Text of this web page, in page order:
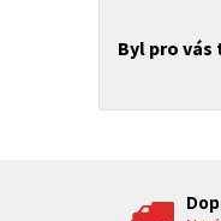
Byl pro vás